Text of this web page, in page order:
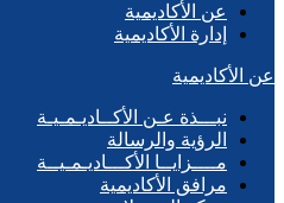
عن الأكاديمية
إدارة الأكاديمية
عن الأكاديمية
نبـــذة عـن الأكــاديـمـيـة
الرؤية والرسالة
مــــزايــا الأكـــاديـمـيــة
مرافق الأكاديمية